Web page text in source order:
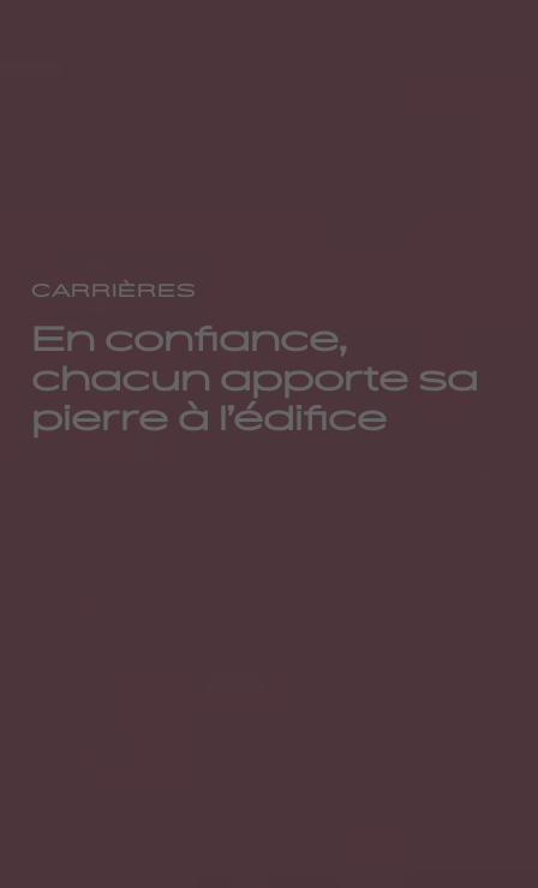
CARRIÈRES
En confiance,
chacun apporte sa
pierre à l’édifice